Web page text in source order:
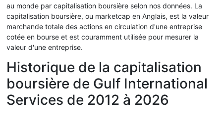
au monde par capitalisation boursière selon nos données. La
capitalisation boursière, ou marketcap en Anglais, est la valeur
marchande totale des actions en circulation d'une entreprise
cotée en bourse et est couramment utilisée pour mesurer la
valeur d'une entreprise.
Historique de la capitalisation
boursière de Gulf International
Services de 2012 à 2026